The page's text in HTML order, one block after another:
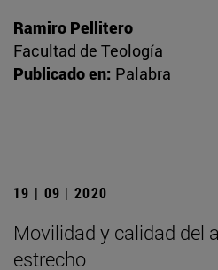
Ramiro Pellitero
Facultad de Teología
Publicado en: Palabra
19 | 09 | 2020
Movilidad y calidad del
estrecho